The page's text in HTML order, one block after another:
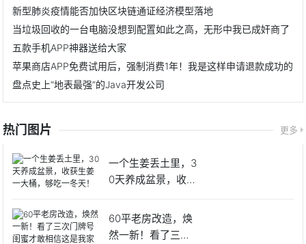
新型肺炎疫情能否加快区块链通证经济模型落地
当垃圾回收的一台电脑没想到配置如此之高，无形中我已成奸商了
五款手机APP神器送给大家
苹果商店APP免费试用后，强制消费1年！我是这样申请退款成功的
盘点史上“地表最强”的Java开发公司
热门图片 更多
一个生姜丢土里，3
0天养成盆景，收获
60平老房改造，焕
然一新！看了三次